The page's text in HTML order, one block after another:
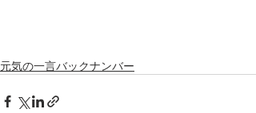
元気の一言バックナンバー